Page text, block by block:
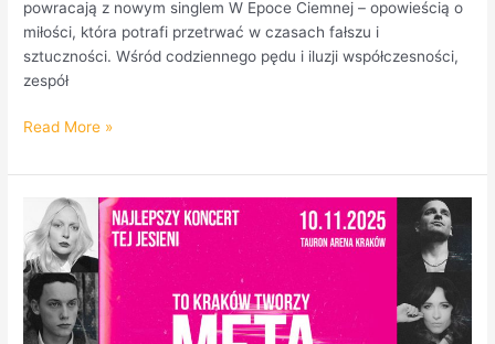
powracają z nowym singlem W Epoce Ciemnej – opowieścią o
miłości, która potrafi przetrwać w czasach fałszu i
sztuczności. Wśród codziennego pędu i iluzji współczesności,
zespół
Read More »
Kraków
tworzy
metamorfozy
feat.
SMOLIK–